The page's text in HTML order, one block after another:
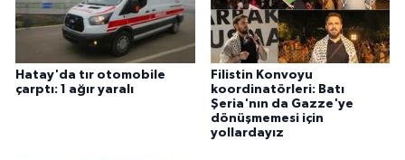
Hatay'da tır otomobile
çarptı: 1 ağır yaralı
Filistin Konvoyu
koordinatörleri: Batı
Şeria'nın da Gazze'ye
dönüşmemesi için
yollardayız